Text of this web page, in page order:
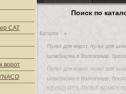
CAT
ворот
Поиск по
Каталог
Пульт для ворот, пульт для
шлагбаума в Волгограде,
Пульт для ворот, пульт для
шлагбаума в Волгограде,
KEYGO RTS, ПУЛЬТ SOMFY